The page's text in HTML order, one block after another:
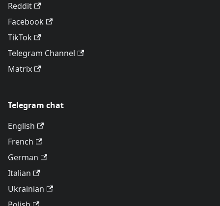
Reddit
Facebook
TikTok
Telegram Channel
Matrix
Telegram chat
English
French
German
Italian
Ukrainian